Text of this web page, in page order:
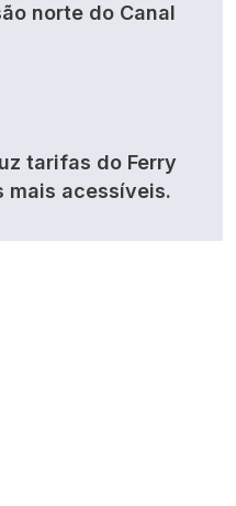
norte do Canal
tarifas do Ferry
mais acessíveis.